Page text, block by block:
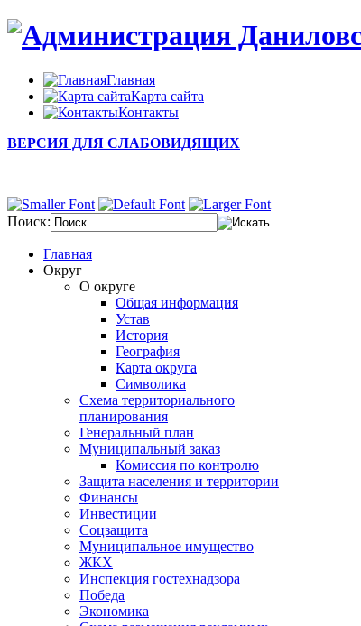
Главная
Карта сайта
Контакты
ВЕРСИЯ ДЛЯ СЛАБОВИДЯЩИХ
Поиск:
Главная
Округ
О округе
Общая информация
Устав
История
География
Карта округа
Символика
Схема территориального
планирования
Генеральный план
Муниципальный заказ
Комиссия по контролю
Защита населения и территории
Финансы
Инвестиции
Соцзащита
Муниципальное имущество
ЖКХ
Инспекция гостехнадзора
Победа
Экономика